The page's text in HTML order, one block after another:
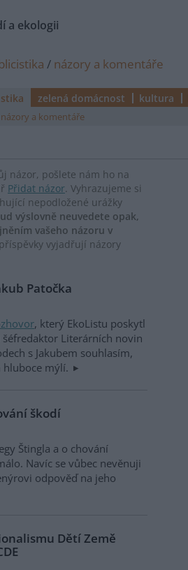
a ekologii
/ názory a komentáře
zelená domácnost kultura
názory a komentáře
názor, pošlete nám ho na
Přidat názor. Vyhrazujeme si
nepodložené urážky
výslovně neuvedete opak,
vašeho názoru v
vyjadřují názory
Patočka
, který EkoListu poskytl
šéfredaktor Literárních novin
s Jakubem souhlasím,
hluboce mýlí.
škodí
Štingla a o chování
Navíc se vůbec nevěnuji
odpověď na jeho
Dětí Země